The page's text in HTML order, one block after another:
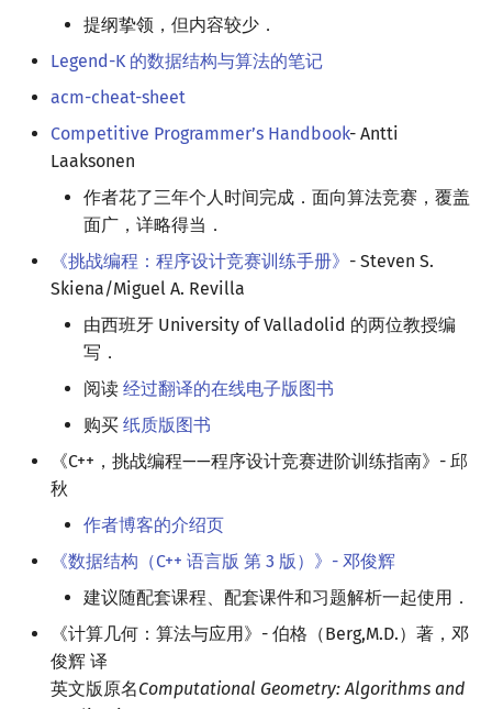
提纲挚领，但内容较少．
Legend-K 的数据结构与算法的笔记
acm-cheat-sheet
Competitive Programmer’s Handbook- Antti
Laaksonen
作者花了三年个人时间完成．面向算法竞赛，覆盖
面广，详略得当．
《挑战编程：程序设计竞赛训练手册》 - Steven S.
Skiena/Miguel A. Revilla
由西班牙 University of Valladolid 的两位教授编
写．
阅读 经过翻译的在线电子版图书
购买 纸质版图书
《C++，挑战编程——程序设计竞赛进阶训练指南》- 邱
秋
作者博客的介绍页
《数据结构（C++ 语言版 第 3 版）》- 邓俊辉
建议随配套课程、配套课件和习题解析一起使用．
《计算几何：算法与应用》- 伯格（Berg,M.D.）著，邓
俊辉 译
英文版原名Computational Geometry: Algorithms and